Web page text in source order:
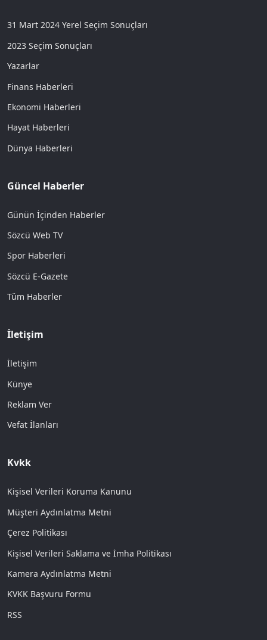
31 Mart 2024 Yerel Seçim Sonuçları
2023 Seçim Sonuçları
Yazarlar
Finans Haberleri
Ekonomi Haberleri
Hayat Haberleri
Dünya Haberleri
Güncel Haberler
Günün İçinden Haberler
Sözcü Web TV
Spor Haberleri
Sözcü E-Gazete
Tüm Haberler
İletişim
İletişim
Künye
Reklam Ver
Vefat İlanları
Kvkk
Kişisel Verileri Koruma Kanunu
Müşteri Aydınlatma Metni
Çerez Politikası
Kişisel Verileri Saklama ve İmha Politikası
Kamera Aydınlatma Metni
KVKK Başvuru Formu
RSS